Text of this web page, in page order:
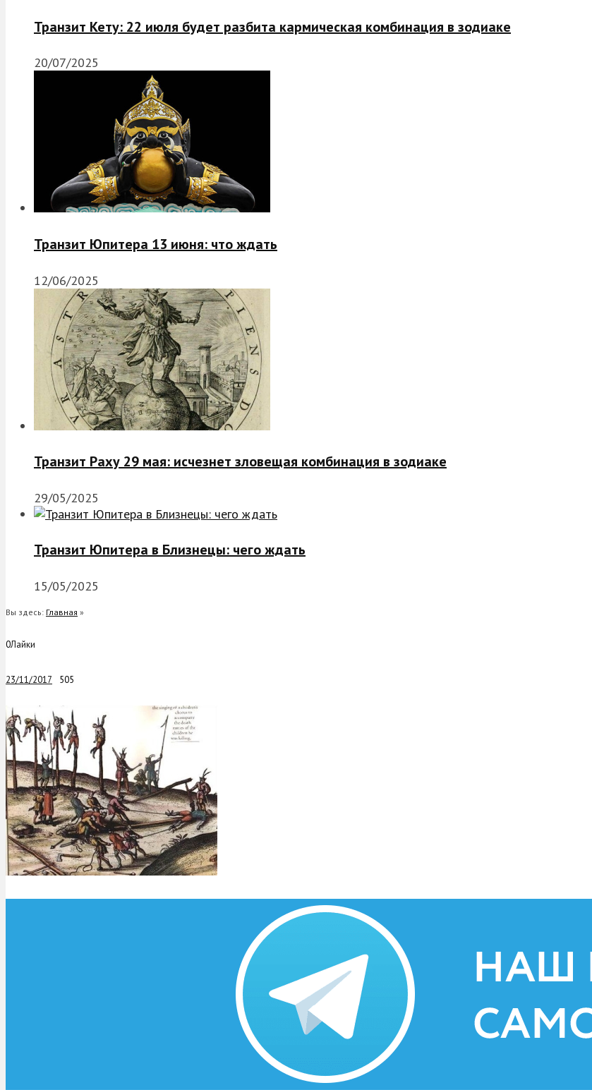
Транзит Кету: 22 июля будет разбита кармическая комбинация в зодиаке
20/07/2025
Транзит Юпитера 13 июня: что ждать
12/06/2025
Транзит Раху 29 мая: исчезнет зловещая комбинация в зодиаке
29/05/2025
Транзит Юпитера в Близнецы: чего ждать
15/05/2025
Вы здесь: Главная »
0Лайки
23/11/2017 505